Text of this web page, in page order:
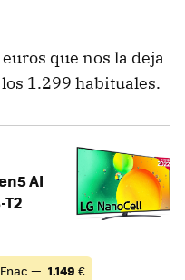
que nos la deja
1.299 habituales.
AI
T2
Fnac — 1.149 €